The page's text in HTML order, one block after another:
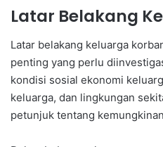
Latar Belakang
Latar belakang keluarga
penting yang perlu
kondisi sosial ekonomi
keluarga, dan lingkungan
petunjuk tentang